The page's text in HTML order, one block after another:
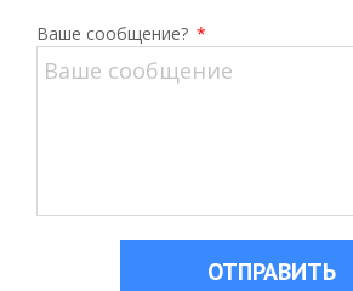
Ваше сообщение? *
ОТПРАВИТЬ